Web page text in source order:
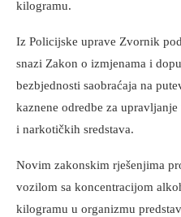
kilogramu.
Iz Policijske uprave Zvornik
snazi Zakon o izmjenama i
bezbjednosti saobraćaja na
kaznene odredbe za
i narkotičkih sredstava.
Novim zakonskim rješenjima
vozilom sa koncentracijom
kilogramu u organizmu